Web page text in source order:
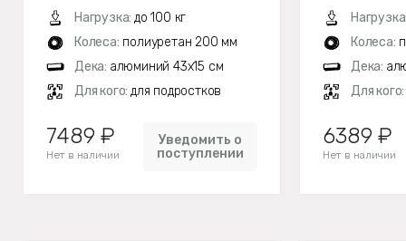
Нагрузка: до 100 кг
Колеса: полиуретан 200 мм
Дека: алюминий 43х15 см
Для кого: для подростков
7489 ₽
Нет в наличии
Уведомить о
поступлении
Колеса:
Дека:
Для кого:
6389 ₽
Нет в наличии